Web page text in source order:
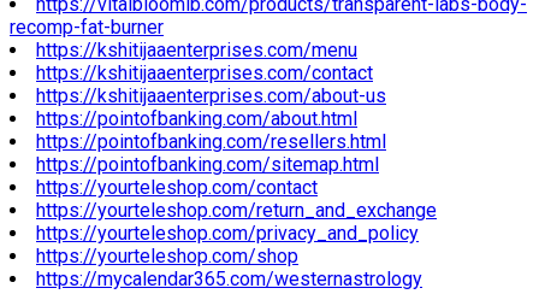
recomp-fat-burner
https://kshitijaaenterprises.com/menu
https://kshitijaaenterprises.com/contact
https://kshitijaaenterprises.com/about-us
https://pointofbanking.com/about.html
https://pointofbanking.com/resellers.html
https://pointofbanking.com/sitemap.html
https://yourteleshop.com/contact
https://yourteleshop.com/return_and_exchange
https://yourteleshop.com/privacy_and_policy
https://yourteleshop.com/shop
https://mycalendar365.com/westernastrology